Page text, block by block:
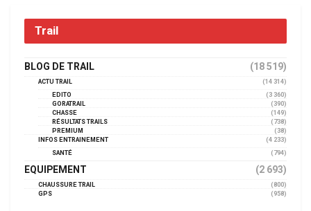
Trail
BLOG DE TRAIL (18 519)
ACTU TRAIL
(14 314)
EDITO
(3 360)
GORATRAIL
(390)
CHASSE
(149)
RÉSULTATS TRAILS
(738)
PREMIUM
(38)
INFOS ENTRAINEMENT
(4 233)
SANTÉ
(794)
EQUIPEMENT (2 693)
CHAUSSURE TRAIL
(800)
GPS
(958)